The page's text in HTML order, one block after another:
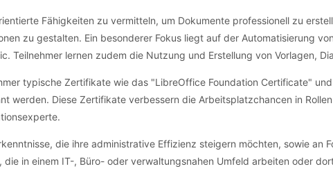
Fähigkeiten zu vermitteln, um Dokumente professionell zu
zu gestalten. Ein besonderer Fokus liegt auf der Automatisierung
Teilnehmer lernen zudem die Nutzung und Erstellung von Vorlagen,
typische Zertifikate wie das "LibreOffice Foundation Certificate"
werden. Diese Zertifikate verbessern die Arbeitsplatzchancen in
die ihre administrative Effizienz steigern möchten, sowie an
die in einem IT-, Büro- oder verwaltungsnahen Umfeld arbeiten oder